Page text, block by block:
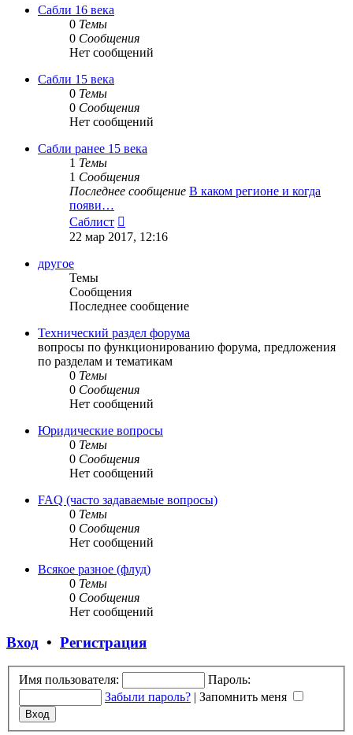
Сабли 16 века
0 Темы
0 Сообщения
Нет сообщений
Сабли 15 века
0 Темы
0 Сообщения
Нет сообщений
Сабли ранее 15 века
1 Темы
1 Сообщения
Последнее сообщение В каком регионе и когда
появи…
Саблист
к
последнему
22 мар 2017, 12:16
другое
Темы
Сообщения
Последнее сообщение
Технический раздел форума
вопросы по функционированию форума, предложения
по разделам и тематикам
0 Темы
0 Сообщения
Нет сообщений
Юридические вопросы
0 Темы
0 Сообщения
Нет сообщений
FAQ (часто задаваемые вопросы)
0 Темы
0 Сообщения
Нет сообщений
Всякое разное (флуд)
0 Темы
0 Сообщения
Нет сообщений
Вход • Регистрация
Имя пользователя:
Пароль:
Забыли пароль? | Запомнить меня